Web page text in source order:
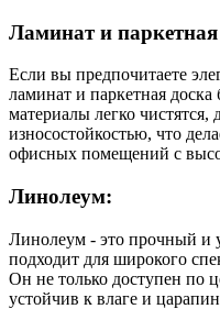
Ламинат и паркетная
Если вы предпочитаете
ламинат и паркетная
материалы легко
износостойкостью, что
офисных помещений с
Линолеум:
Линолеум - это прочный и
подходит для широкого
Он не только доступен по
устойчив к влаге и